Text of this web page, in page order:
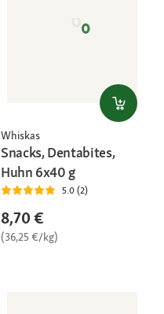
Whiskas
Snacks, Dentabites,
Huhn 6x40 g
5.0 (2)
8,70 €
(36,25 €/kg)